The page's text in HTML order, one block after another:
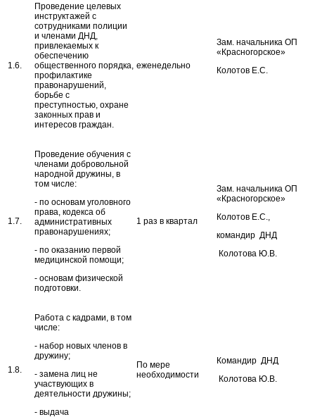
1.6.
Проведение целевых
инструктажей с
сотрудниками полиции
и членами ДНД,
привлекаемых к
обеспечению
общественного порядка,
профилактике
правонарушений,
борьбе с
преступностью, охране
законных прав и
интересов граждан.
еженедельно
Зам. начальника ОП
«Красногорское»
Колотов Е.С.
1.7.
Проведение обучения с
членами добровольной
народной дружины, в
том числе:
- по основам уголовного
права, кодекса об
административных
правонарушениях;
- по оказанию первой
медицинской помощи;
- основам физической
подготовки.
1 раз в квартал
Зам. начальника ОП
«Красногорское»
Колотов Е.С.,
командир ДНД
Колотова Ю.В.
1.8.
Работа с кадрами, в том
числе:
- набор новых членов в
дружину;
- замена лиц не
участвующих в
деятельности дружины;
- выдача
По мере
необходимости
Командир ДНД
Колотова Ю.В.